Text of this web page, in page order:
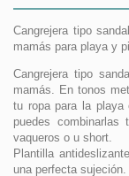
Cangrejera tipo
mamás para playa y
Cangrejera tipo
mamás. En tonos
tu ropa para la
puedes
vaqueros o u short.
Plantilla
una perfecta